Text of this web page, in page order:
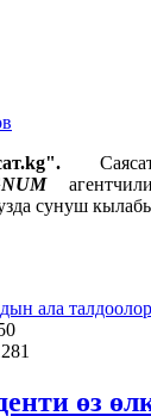
сунуш
ала талдоолор
өз